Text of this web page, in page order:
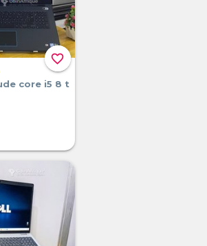
favorite_border
core i5 8 t